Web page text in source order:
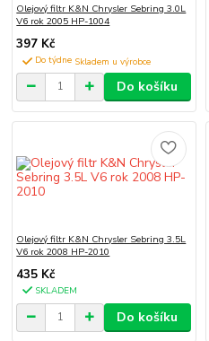
Olejový filtr K&N Chrysler Sebring 3.0L
V6 rok 2005 HP-1004
397 Kč
Do týdne
Do košíku
Olejový filtr K&N Chrysler Sebring 3.5L
V6 rok 2008 HP-2010
435 Kč
SKLADEM
Do košíku